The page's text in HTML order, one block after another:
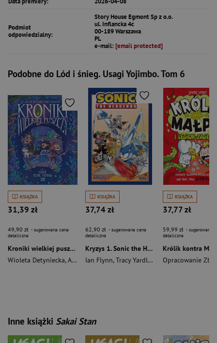
Podmiot
odpowiedzialny:
Story House Egmont Sp z o.o.
ul. Inflancka 4c
00-189 Warszawa
PL
e-mail: [email protected]
Podobne do Lód i śnieg. Usagi Yojimbo. Tom 6
KSIĄŻKA
31,39 zł
49,90 zł - sugerowana cena
detaliczna
Kroniki wielkiej puszczy. Tom 2. Dzikie plemię grzybów
Wioleta Detyniecka,Aneta Szczypczyk
KSIĄŻKA
37,74 zł
62,90 zł - sugerowana cena
detaliczna
Kryzys 1. Sonic the Hedgehog. Tom 9 wyd. 2
Ian Flynn,Tracy Yardley Jack Lawrence
KSIĄŻKA
37,77 zł
59,99 zł - sugerowana
detaliczna
Opracowanie
Inne książki Sakai Stan